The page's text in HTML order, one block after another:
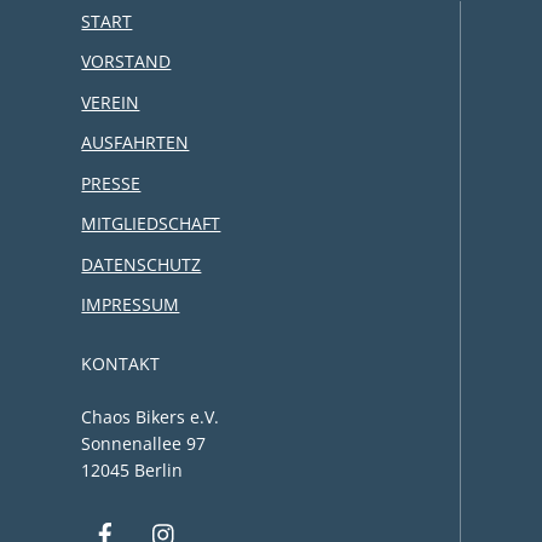
START
VORSTAND
VEREIN
AUSFAHRTEN
PRESSE
MITGLIEDSCHAFT
DATENSCHUTZ
IMPRESSUM
KONTAKT
Chaos Bikers e.V.
Sonnenallee 97
12045 Berlin